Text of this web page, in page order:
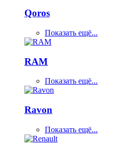
Qoros
Показать ещё...
RAM
Показать ещё...
Ravon
Показать ещё...